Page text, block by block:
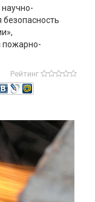
пожарно-
Рейтинг